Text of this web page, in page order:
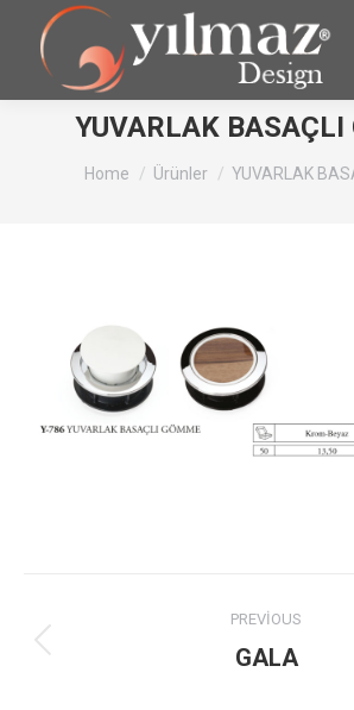
YUVARLAK BASAÇLI
You are here:
Home Ürünler YUVARLAK
navigation
PREVIOUS
Previous
GALA